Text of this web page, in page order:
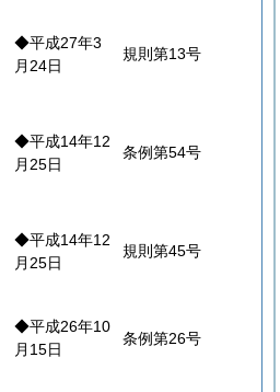
◆平成27年3
月24日
規則第13号
◆平成14年12
月25日
条例第54号
◆平成14年12
月25日
規則第45号
◆平成26年10
月15日
条例第26号